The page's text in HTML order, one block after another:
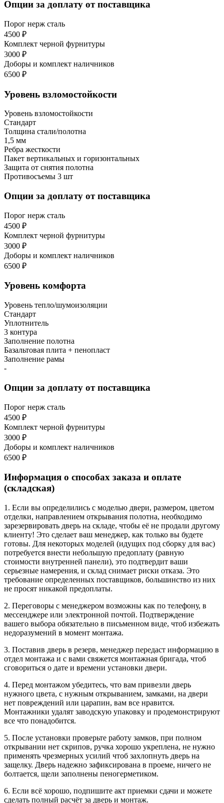
Опции за доплату от поставщика
Порог нерж сталь
4500 ₽
Комплект черной фурнитуры
3000 ₽
Доборы и комплект наличников
6500 ₽
Уровень взломостойкости
Уровень взломостойкости
Стандарт
Толщина стали/полотна
1,5 мм
Ребра жесткости
Пакет вертикальных и горизонтальных
Защита от снятия полотна
Противосъемы 3 шт
Опции за доплату от поставщика
Порог нерж сталь
4500 ₽
Комплект черной фурнитуры
3000 ₽
Доборы и комплект наличников
6500 ₽
Уровень комфорта
Уровень тепло/шумоизоляции
Стандарт
Уплотнитель
3 контура
Заполнение полотна
Базальтовая плита + пенопласт
Заполнение рамы
-
Опции за доплату от поставщика
Порог нерж сталь
4500 ₽
Комплект черной фурнитуры
3000 ₽
Доборы и комплект наличников
6500 ₽
Информация о способах заказа и оплате
(складская)
1. Если вы определились с моделью двери, размером, цветом
отделки, направлением открывания полотна, необходимо
зарезервировать дверь на складе, чтобы её не продали другому
клиенту! Это сделает ваш менеджер, как только вы будете
готовы. Для некоторых моделей (идущих под сборку для вас)
потребуется внести небольшую предоплату (равную
стоимости внутренней панели), это подтвердит ваши
серьезные намерения, и склад снимает риски отказа. Это
требование определенных поставщиков, большинство из них
не просят никакой предоплаты.
2. Переговоры с менеджером возможны как по телефону, в
мессенджере или электронной почтой. Подтверждение
вашего выбора обязательно в письменном виде, чтоб избежать
недоразумений в момент монтажа.
3. Поставив дверь в резерв, менеджер передаст информацию в
отдел монтажа и с вами свяжется монтажная бригада, чтоб
сговориться о дате и времени установки двери.
4. Перед монтажом убедитесь, что вам привезли дверь
нужного цвета, с нужным открыванием, замками, на двери
нет повреждений или царапин, вам все нравится.
Монтажники удалят заводскую упаковку и продемонстрируют
все что понадобится.
5. После установки проверьте работу замков, при полном
открывании нет скрипов, ручка хорошо укреплена, не нужно
применять чрезмерных усилий чтоб захлопнуть дверь на
защелку. Дверь надежно зафиксирована в проеме, ничего не
болтается, щели заполнены пеногерметиком.
6. Если всё хорошо, подпишите акт приемки сдачи и можете
сделать полный расчёт за дверь и монтаж.